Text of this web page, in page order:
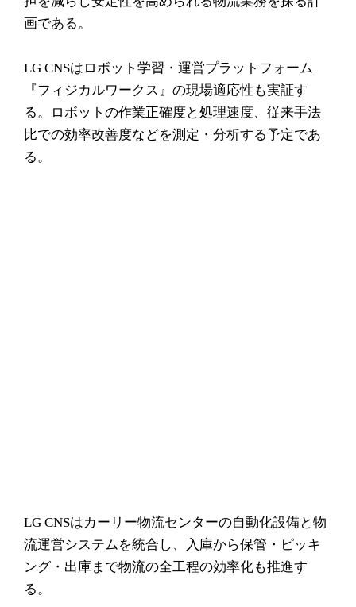
画である。
LG CNSはロボット学習・運営プラットフォーム
『フィジカルワークス』の現場適応性も実証す
る。ロボットの作業正確度と処理速度、従来手法
比での効率改善度などを測定・分析する予定であ
る。
LG CNSはカーリー物流センターの自動化設備と物
流運営システムを統合し、入庫から保管・ピッキ
ング・出庫まで物流の全工程の効率化も推進す
る。